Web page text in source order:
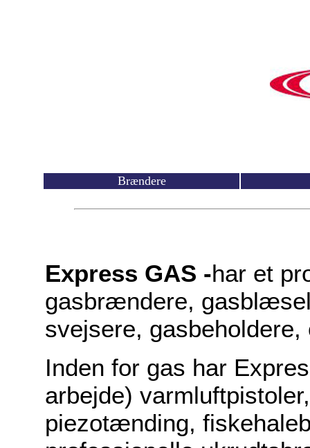
Brændere
Express GAS -har et
gasbrændere,
svejsere,
Inden for gas har
arbejde)
piezotænding,